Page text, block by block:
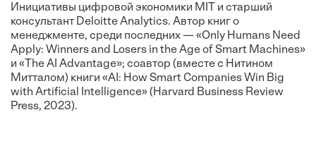
Инициативы цифровой экономики MIT и старший
консультант Deloitte Analytics. Автор книг о
менеджменте, среди последних — «Only Humans Need
Apply: Winners and Losers in the Age of Smart Machines»
и «The AI Advantage»; соавтор (вместе с Нитином
Митталом) книги «AI: How Smart Companies Win Big
with Artificial Intelligence» (Harvard Business Review
Press, 2023).